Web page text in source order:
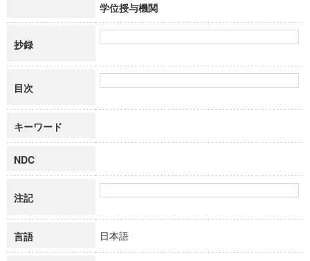
学位授与機関
抄録
目次
キーワード
NDC
注記
言語 日本語